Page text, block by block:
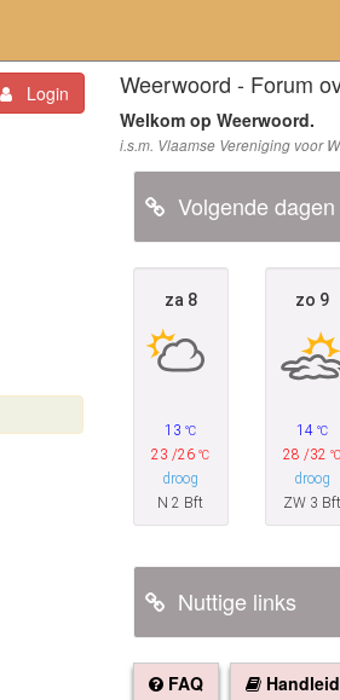
Login Weerwoord - Forum
Welkom op Weerwoord.
i.s.m. Vlaamse Vereniging voor
Volgende dagen
za 8
13°C
23 /26°C
droog
N 2 Bft
zo 9
14°C
28 /32°C
droog
ZW 3 Bft
Nuttige links
FAQ